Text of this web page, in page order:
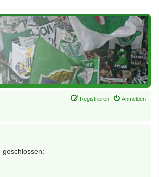
Anmelden
Registrieren
geschlossen: